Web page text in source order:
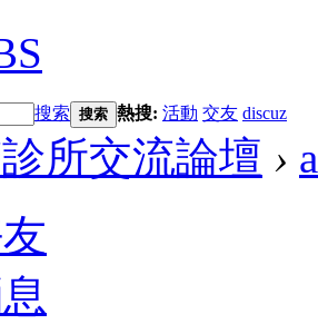
搜索 搜索 熱搜: 活動 交友 discuz
所交流論壇 ›